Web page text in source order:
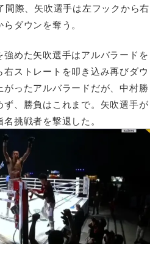
間際、矢吹選手は左フックから右
ダウンを奪う。
めた矢吹選手はアルバラードを
ストレートを叩き込み再びダウ
がったアルバラードだが、中村勝
ず、勝負はこれまで。矢吹選手が
挑戦者を撃退した。